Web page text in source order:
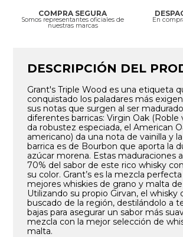
COMPRA SEGURA
Somos representantes oficiales de
nuestras marcas
En
DESCRIPCIÓN DEL
Grant's Triple Wood es una etiqueta
conquistado los paladares más
sus notas que surgen al ser
diferentes barricas: Virgin Oak (Roble
da robustez especiada, el American
americano) da una nota de vainilla y
barrica es de Bourbon que aporta la
azúcar morena. Estas maduraciones
70% del sabor de este rico whisky
su color. Grant’s es la mezcla
mejores whiskies de grano y malta de
Utilizando su propio Girvan, el whisky
buscado de la región, destilándolo a
bajas para asegurar un sabor más
mezcla con la mejor selección de
malta.